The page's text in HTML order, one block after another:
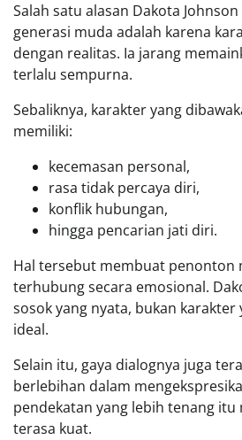
Salah satu alasan Dakota
generasi muda adalah karena
dengan realitas. Ia jarang
terlalu sempurna.
Sebaliknya, karakter yang
memiliki:
kecemasan personal,
rasa tidak percaya diri,
konflik hubungan,
hingga pencarian jati diri.
Hal tersebut membuat penonton
terhubung secara emosional.
sosok yang nyata, bukan
ideal.
Selain itu, gaya dialognya juga
berlebihan dalam
pendekatan yang lebih tenang
terasa kuat.